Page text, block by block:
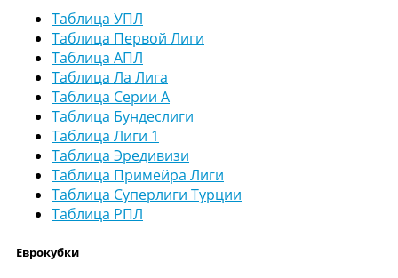
Таблица УПЛ
Таблица Первой Лиги
Таблица АПЛ
Таблица Ла Лига
Таблица Серии А
Таблица Бундеслиги
Таблица Лиги 1
Таблица Эредивизи
Таблица Примейра Лиги
Таблица Суперлиги Турции
Таблица РПЛ
Еврокубки